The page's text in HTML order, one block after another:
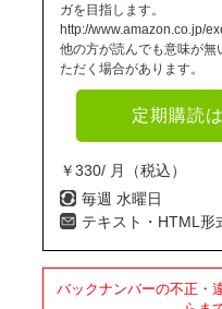
ガを目指します。
http://www.amazon.co.jp/
他の方が読んでも意味が無
ただく場合があります。
定期購読
￥330/ 月（税込）
毎週 水曜日
テキスト・HTML形
バックナンバーの不正・